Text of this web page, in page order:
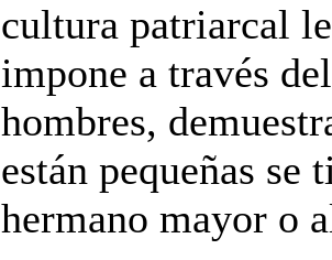
cultura patriarcal
impone a través
hombres,
están pequeñas se
hermano mayor o